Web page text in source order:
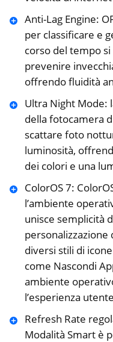
Anti-Lag Engine:
per classificare e
corso del tempo
prevenire
offrendo fluidità
Ultra Night Mode:
della fotocamera
scattare foto
luminosità,
dei colori e una
ColorOS 7:
l’ambiente
unisce semplicità
personalizzazione
diversi stili di
come Nascondi
ambiente
l’esperienza
Refresh Rate
Modalità Smart è